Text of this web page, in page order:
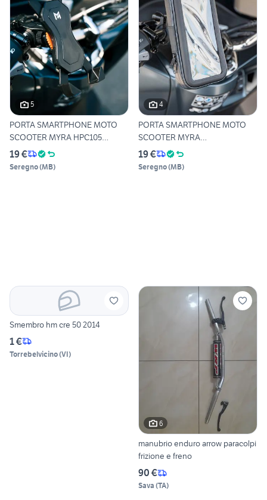
5
PORTA SMARTPHONE MOTO
SCOOTER MYRA HPC105
REGOLABI
19 €
Seregno(MB)
4
PORTA SMARTPHONE MOTO
SCOOTER MYRA
IMPERMEABILE
19 €
Seregno(MB)
Smembro hm cre 50 2014
1 €
Torrebelvicino(VI)
6
manubrio enduro arrow paracolpi
frizione e freno
90 €
Sava (TA)